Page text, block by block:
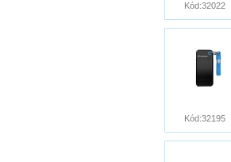
Kód:32022
Kód:32195